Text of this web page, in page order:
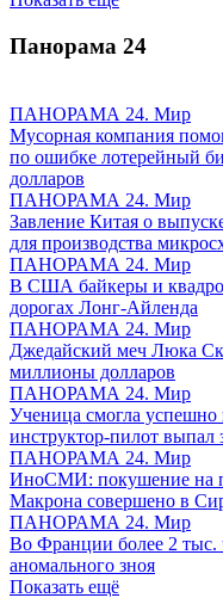
Панорама 24
ПАНОРАМА 24. Мир
Мусорная компания
по ошибке лотерейный
долларов
ПАНОРАМА 24. Мир
Завление Китая о
для производства
ПАНОРАМА 24. Мир
В США байкеры и
дорогах Лонг-Айленда
ПАНОРАМА 24. Мир
Джедайский меч Люка
миллионы долларов
ПАНОРАМА 24. Мир
Ученица смогла успешно
инструктор-пилот выпал
ПАНОРАМА 24. Мир
ИноСМИ: покушение на
Макрона совершено в
ПАНОРАМА 24. Мир
Во Франции более 2 тыс.
аномального зноя
Показать ещё